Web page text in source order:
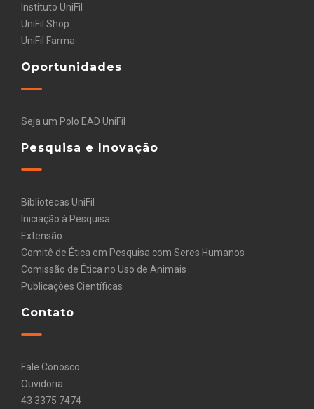
Instituto UniFil
UniFil Shop
UniFil Farma
Oportunidades
Seja um Polo EAD UniFil
Pesquisa e Inovação
Bibliotecas UniFil
Iniciação à Pesquisa
Extensão
Comitê de Ética em Pesquisa com Seres Humanos
Comissão de Ética no Uso de Animais
Publicações Científicas
Contato
Fale Conosco
Ouvidoria
43 3375 7474